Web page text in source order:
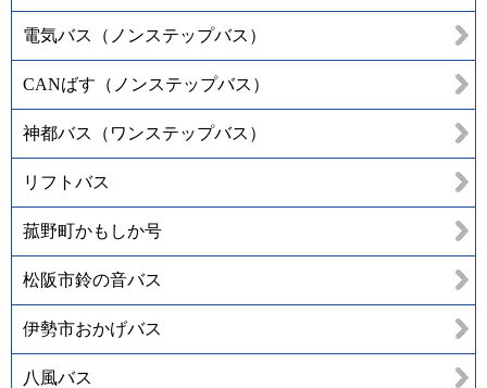
電気バス（ノンステップバス）
CANばす（ノンステップバス）
神都バス（ワンステップバス）
リフトバス
菰野町かもしか号
松阪市鈴の音バス
伊勢市おかげバス
八風バス